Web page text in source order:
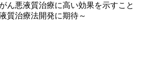
ん悪液質治療に高い効果を示すこと
質治療法開発に期待～